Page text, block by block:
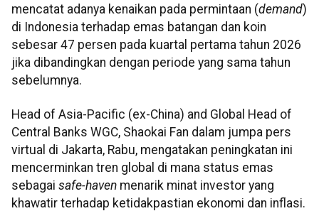
mencatat adanya kenaikan pada permintaan (demand)
di Indonesia terhadap emas batangan dan koin
sebesar 47 persen pada kuartal pertama tahun 2026
jika dibandingkan dengan periode yang sama tahun
sebelumnya.
Head of Asia-Pacific (ex-China) and Global Head of
Central Banks WGC, Shaokai Fan dalam jumpa pers
virtual di Jakarta, Rabu, mengatakan peningkatan ini
mencerminkan tren global di mana status emas
sebagai safe-haven menarik minat investor yang
khawatir terhadap ketidakpastian ekonomi dan inflasi.